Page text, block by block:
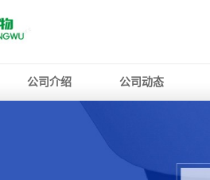
公司介绍 公司动态